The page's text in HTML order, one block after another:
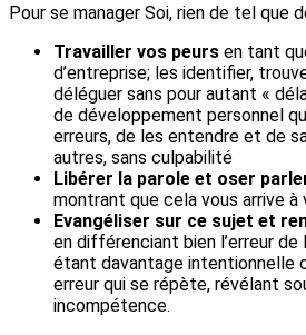
Pour se manager Soi, rien de tel que
Travailler vos peurs en tant
d’entreprise; les identifier,
déléguer sans pour autant «
de développement personnel
erreurs, de les entendre et de
autres, sans culpabilité
Libérer la parole et oser
montrant que cela vous arrive à
Evangéliser sur ce sujet et
en différenciant bien l’erreur
étant davantage intentionnelle
erreur qui se répète, révélant
incompétence.